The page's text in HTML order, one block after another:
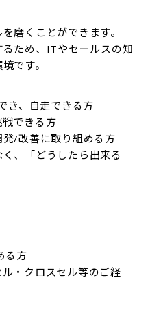
磨くことができます。
るため、ITやセールスの知
です。
き、自走できる方
戦できる方
発/改善に取り組める方
、「どうしたら出来る
る方
ル・クロスセル等のご経